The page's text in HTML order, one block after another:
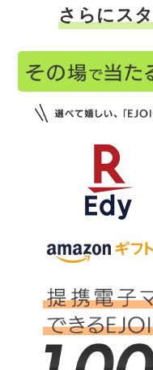
さらにス